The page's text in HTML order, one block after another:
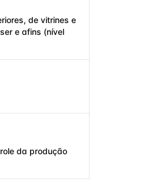
de vitrines e
e afins (nível
da produção